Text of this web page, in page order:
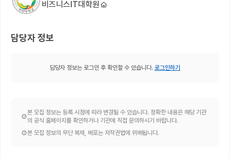
비즈니스IT대학원
담당자 정보
담당자 정보는 로그인 후 확인할 수 있습니다. 로그인하기
본 모집 정보는 등록 시점에 따라 변경될 수 있습니다. 정확한 내용은 해당 기관
의 공식 홈페이지를 확인하거나 기관에 직접 문의하시기 바랍니다.
본 모집 정보의 무단 복제, 배포는 저작권법에 위배됩니다.